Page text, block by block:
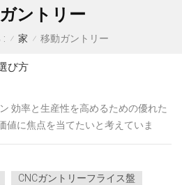
ントリー
: / 家 / 移動ガントリー
び方
効率と生産性を高めるための優れた
値に焦点を当てたいと考えていま
た結果と素晴らしい経験が得られま
イス盤は、ガントリーフレームと
。ガントリー CNC マシンは、その表
CNCガントリーフライス盤